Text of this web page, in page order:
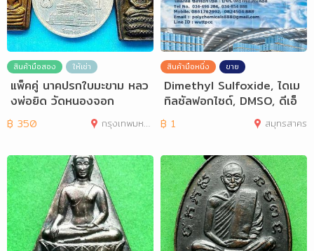
สินค้ามือสอง ให้เช่า
แพ็คคู่ นาคปรกใบมะขาม หลว
งพ่อยิด วัดหนองจอก
฿ 350 กรุงเทพมหานคร
สินค้ามือหนึ่ง ขาย
Dimethyl Sulfoxide, ไดเม
ทิลซัลฟอกไซด์, DMSO, ดีเอ็
มเอสโอ
฿ 1 สมุทรสาคร